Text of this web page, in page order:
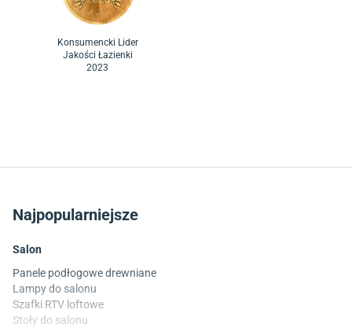
Konsumencki Lider
Jakości Łazienki
2023
Najpopularniejsze
Salon
Panele podłogowe drewniane
Lampy do salonu
Szafki RTV loftowe
Stoły do salonu